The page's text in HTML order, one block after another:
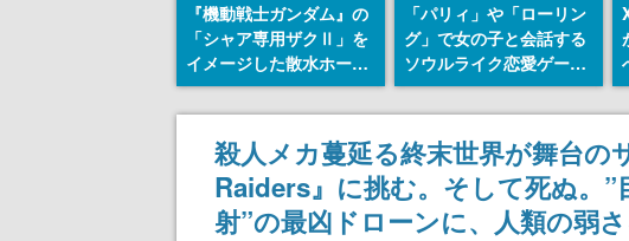
『機動戦士ガンダム』の
「シャア専用ザクⅡ」を
イメージした散水ホース
リールが予約開始。本体
にはシャアのパーソナル
マークやジオン公国軍の
エンブレム、型式番号な
どを配置
「パリィ」や「ローリン
グ」で女の子と会話する
ソウルライク恋愛ゲーム
『小早川さんはソウルラ
イク』無料公開。返事に
失敗すると「YOU
DIED」
殺人メカ蔓延る終末世界が舞台の
Raiders』に挑む。そして死ぬ。
射”の最凶ドローンに、人類の弱